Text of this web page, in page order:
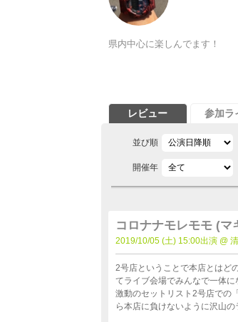
県内中心に楽しんでます！
レビュー 参加ラ
並び順
開催年
コロナナモレモモ (マ
2019/10/05 (土) 15:00出演 @
2号店ということで本店とはどのよ
てライブ会場でみんなで一体
激動のセットリスト2号店での「
ら本店に負けないように沢山